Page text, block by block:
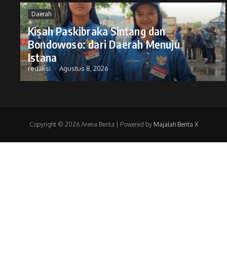
Daerah
Kisah Paskibraka Sintang dan
Bondowoso: dari Daerah Menuju
Istana
redaksi Agustus 8, 2026
Copyright © 2026 Arena Berita | Powered by Majalah Berita X